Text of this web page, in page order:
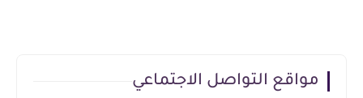
مواقع التواصل الاجتماعي